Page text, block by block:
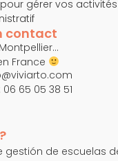
gérer vos
contact
France
65 05 38 51
gestión de escuelas